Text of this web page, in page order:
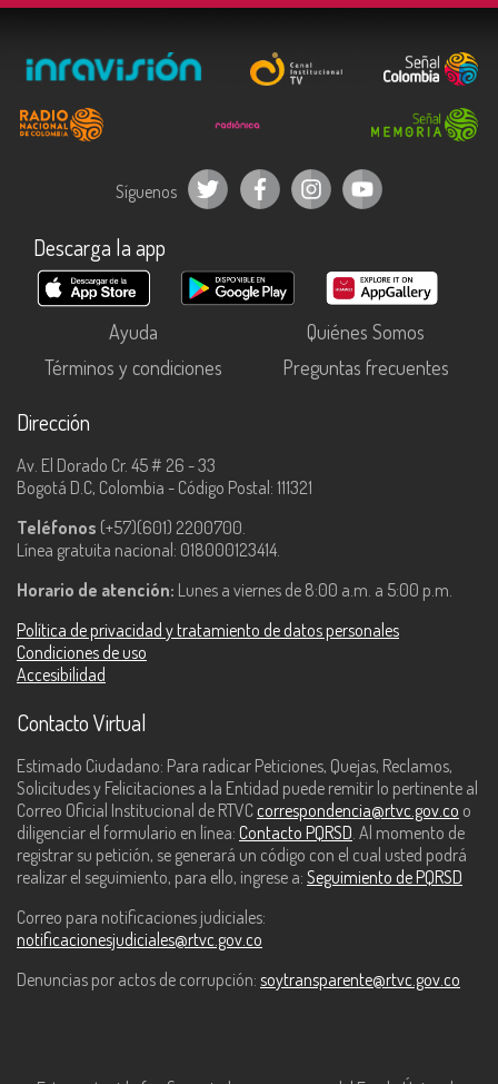
Síguenos
Descarga la app
Ayuda
Quiénes Somos
Términos y condiciones
Preguntas frecuentes
Dirección
Av. El Dorado Cr. 45 # 26 - 33
Bogotá D.C, Colombia - Código Postal: 111321
Teléfonos (+57)(601) 2200700.
Línea gratuita nacional: 018000123414.
Horario de atención: Lunes a viernes de 8:00 a.m. a 5:00 p.m.
Política de privacidad y tratamiento de datos personales
Condiciones de uso
Accesibilidad
Contacto Virtual
Estimado Ciudadano: Para radicar Peticiones, Quejas, Reclamos,
Solicitudes y Felicitaciones a la Entidad puede remitir lo pertinente al
Correo Oficial Institucional de RTVC correspondencia@rtvc.gov.co o
diligenciar el formulario en línea: Contacto PQRSD. Al momento de
registrar su petición, se generará un código con el cual usted podrá
realizar el seguimiento, para ello, ingrese a: Seguimiento de PQRSD
Correo para notificaciones judiciales:
notificacionesjudiciales@rtvc.gov.co
Denuncias por actos de corrupción: soytransparente@rtvc.gov.co